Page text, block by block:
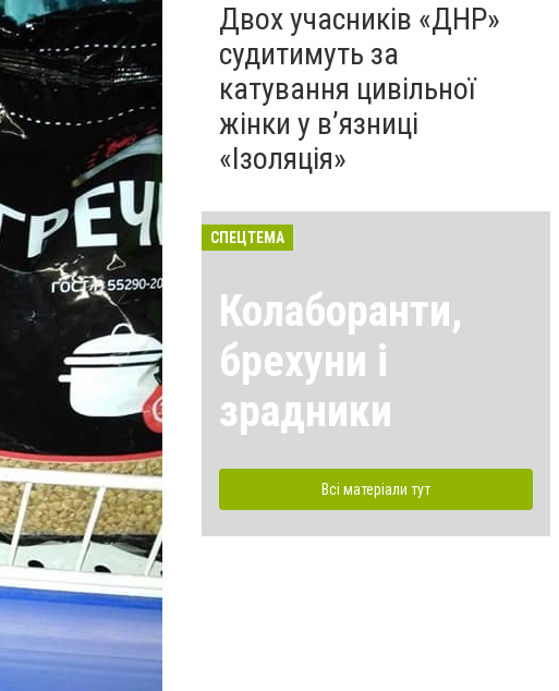
Двох учасників «ДНР»
судитимуть за
катування цивільної
жінки у в’язниці
«Ізоляція»
СПЕЦТЕМА
Колаборанти,
брехуни і
зрадники
Всі матеріали тут